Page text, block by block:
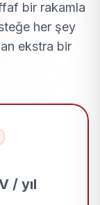
bir rakamla
her şey
ekstra bir
/ yıl